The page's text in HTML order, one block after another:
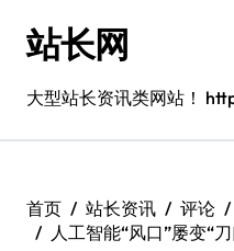
站长网
大型站长资讯类网站！
首页 站长资讯 评论
人工智能“风口”屡变“